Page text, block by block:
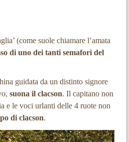
(come suole chiamare l’amata
di uno dei tanti semafori del
guidata da un distinto signore
suona il clacson. Il capitano non
e le voci urlanti delle 4 ruote non
di clacson.